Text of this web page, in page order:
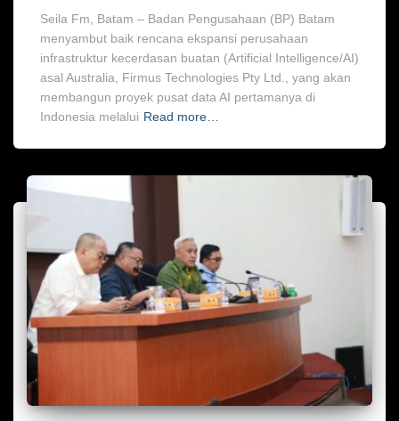
Seila Fm, Batam – Badan Pengusahaan (BP) Batam
menyambut baik rencana ekspansi perusahaan
infrastruktur kecerdasan buatan (Artificial Intelligence/AI)
asal Australia, Firmus Technologies Pty Ltd., yang akan
membangun proyek pusat data AI pertamanya di
Indonesia melalui Read more…